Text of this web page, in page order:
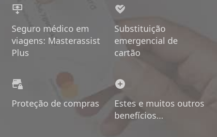
Seguro médico em
viagens: Masterassist
Plus
Substituição
emergencial de
cartão
Proteção de compras
Estes e muitos outros
benefícios…